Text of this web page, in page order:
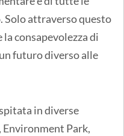
Solo attraverso questo
consapevolezza di
futuro diverso alle
in diverse
Park,